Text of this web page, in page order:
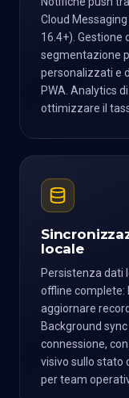
Cloud
16.4+). Gestione
segmentazione
personalizzati e
PWA. Analytics
ottimizzare il
locale
Persistenza dati
offline complete:
aggiornare
Background
connessione,
visivo sullo stato
per team